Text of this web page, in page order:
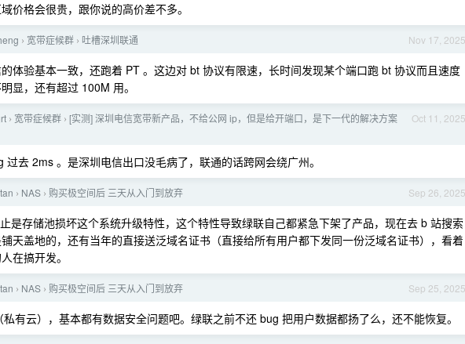
价格会很贵，跟你说的高价差不多。
Nov 17, 2025
› 宽带症候群 › 吐槽深圳联通
体验基本一致，还跑着 PT 。这边对 bt 协议有限速，长时间发现某个端口跑 bt 协议而且速度
显，还有超过 100M 用。
Oct 11, 2025
› 宽带症候群 › [实测] 深圳电信宽带新产品，不给公网 ip，但是给开端口，是下一代的解决方案
去 2ms 。是深圳电信出口没毛病了，联通的话跨网会绕广州。
Sep 26, 2025
› NAS › 购买极空间后 三天从入门到放弃
是存储池损坏这个系统升级特性，这个特性导致绿联自己都紧急下架了产品，现在去 b 站搜索
天盖地的，还有当年的直接送泛域名证书（直接给所有用户都下发同一份泛域名证书），看着
在搞开发。
Sep 25, 2025
› NAS › 购买极空间后 三天从入门到放弃
有云），基本都有数据安全问题吧。绿联之前不还 bug 把用户数据都扬了么，还不能恢复。